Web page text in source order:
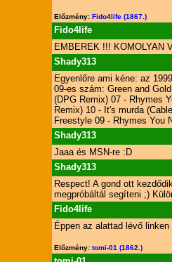
Előzmény: Fido4life (1867.)
Fido4life
EMBEREK !!! KOMOLYAN
Shady313
Egyenlőre ami kéne: az
09-es szám: Green and
(DPG Remix) 07 - Rhymes
Remix) 10 - It's murda
Freestyle 09 - Rhymes You
Shady313
Jaaa és MSN-re :D
Shady313
Respect! A gond ott
megpróbáltál segíteni ;)
Fido4life
Éppen az alattad lévő
Előzmény: tomi-01 (1862.)